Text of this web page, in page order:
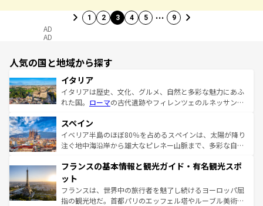
1 2 3 4 5 … 9
AD
AD
人気の国と地域から探す
イタリア
イタリアは歴史、文化、グルメ、自然と多彩な魅力にあふ
れた国。 ローマの古代遺跡やフィレンツェのルネッサンス
ろん、トスカーナの美しい田園風景やアマルフィ海岸の絶
景など、自然景観も見逃せない。観光の合間には、本場の
ピザやパスタなど、絶品のイタリア料理を堪能することも
ませてくれるイタリアで、忘れられない旅をしてみよう！
なお、新着のイタリア情報は
しい。
スペイン
イベリア半島のほぼ80％を占めるスペインは、太陽が降り
注ぐ地中海沿岸から雄大なピレネー山脈まで、多彩な自然
文化が根付くこの国では、情熱的なフラメンコ、熱気あふ
れる闘牛、そして美味しいタパスが生活の一部となってい
る。首都マドリードの洗練された雰囲気や、バルセロナの
アートに溢れた街角から、地方では古代ローマ遺跡や中世
フランスの基本情報と観光ガイド・有名観光スポ
ット
フランスは、世界中の旅行者を魅了し続けるヨーロッパ屈
指の観光地だ。首都パリのエッフェル塔やルーブル美術館